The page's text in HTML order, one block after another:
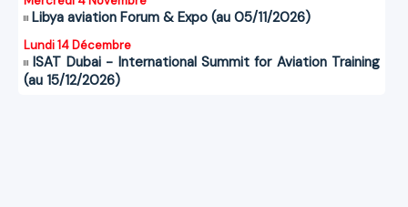
Libya aviation Forum & Expo (au 05/11/2026)
Lundi 14 Décembre
ISAT Dubai - International Summit for Aviation Training
(au 15/12/2026)